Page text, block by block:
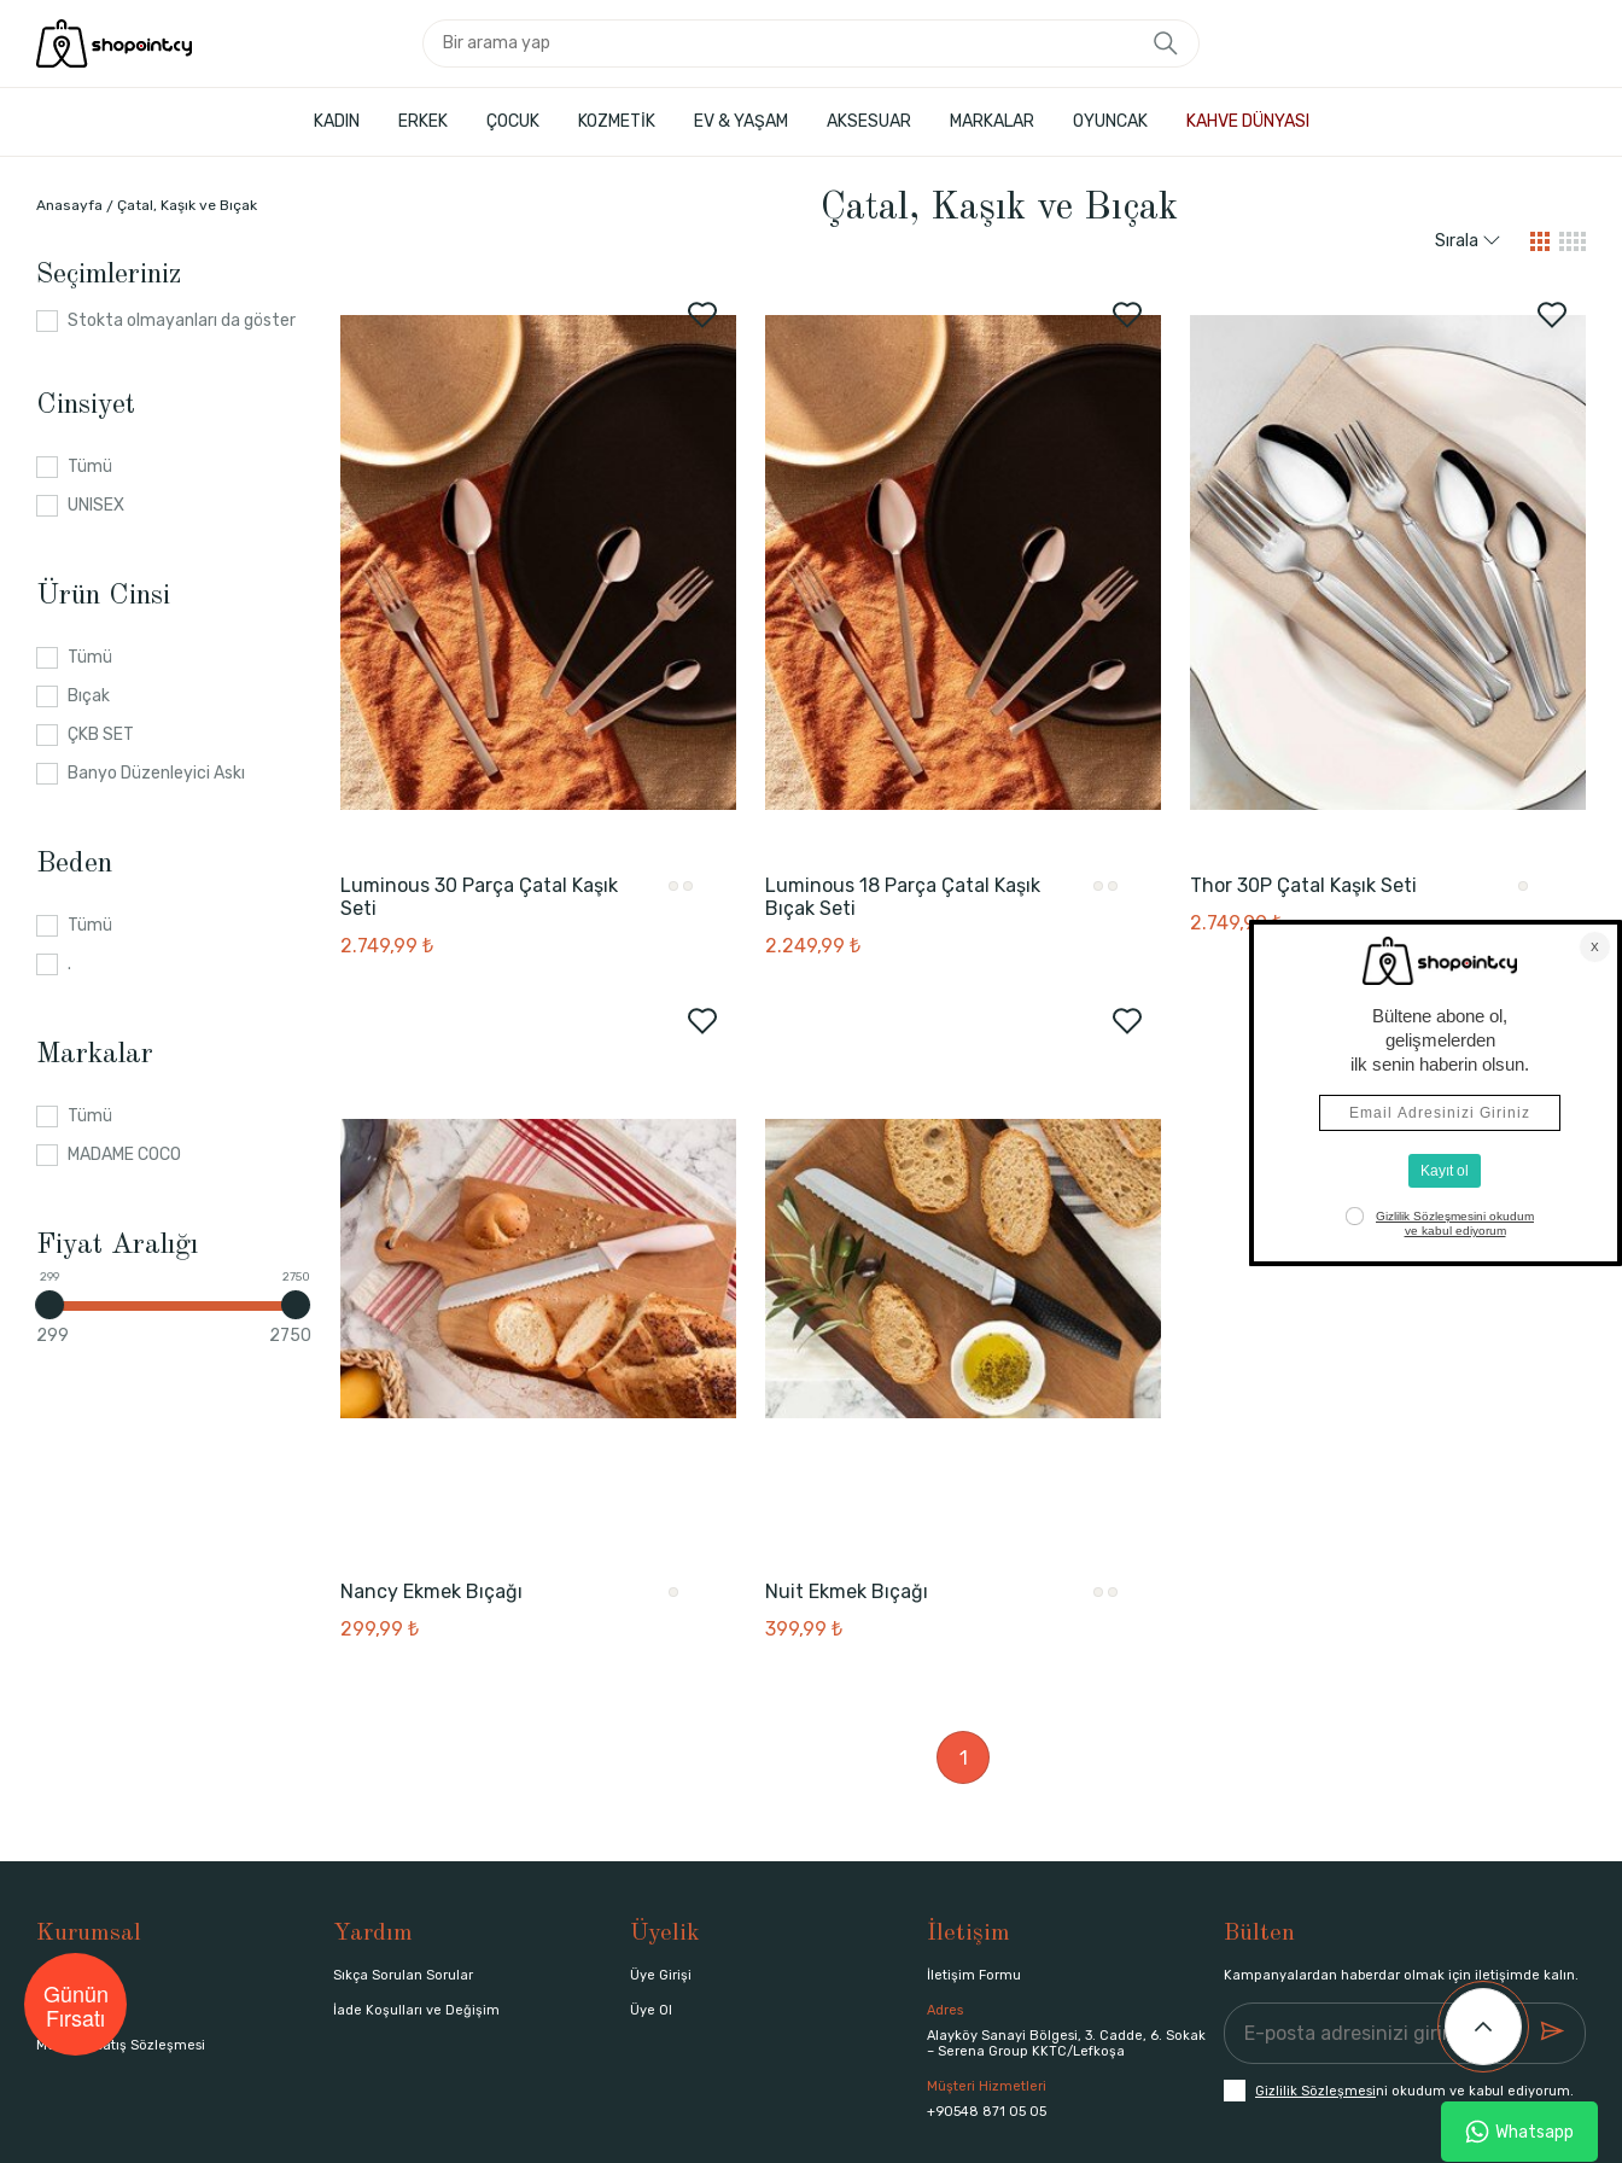
KADIN ERKEK ÇOCUK KOZMETİK EV & YAŞAM AKSESUAR MARKALAR OYUNCAK KAHVE DÜNYASI
Anasayfa Çatal, Kaşık ve Bıçak Çatal, Kaşık ve Bıçak
Seçimleriniz
Stokta olmayanları da göster
Cinsiyet
Tümü
UNISEX
Ürün Cinsi
Tümü
Bıçak
ÇKB SET
Banyo Düzenleyici Askı
Beden
Tümü
.
Markalar
Tümü
MADAME COCO
Fiyat Aralığı
299 2750
299 2750
Sırala
Luminous 30 Parça Çatal Kaşık
Seti
2.749,99 ₺
Luminous 18 Parça Çatal Kaşık
Bıçak Seti
2.249,99 ₺
Thor 30P Çatal Kaşık Seti
2.749,99 ₺
Nancy Ekmek Bıçağı
299,99 ₺
Nuit Ekmek Bıçağı
399,99 ₺
1
Kurumsal
Hakkımızda
Mağazalar
Mesafeli Satış Sözleşmesi
Yardım
Sıkça Sorulan Sorular
İade Koşulları ve Değişim
Üyelik
Üye Girişi
Üye Ol
İletişim
İletişim Formu
Adres
Alayköy Sanayi Bölgesi, 3. Cadde, 6. Sokak
– Serena Group KKTC/Lefkoşa
Müşteri Hizmetleri
+90548 871 05 05
Bülten
Kampanyalardan haberdar olmak için iletişimde kalın.
Gizlilik Sözleşmesini okudum ve kabul ediyorum.
Whatsapp
Günün
Fırsatı